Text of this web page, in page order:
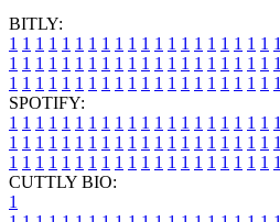
BITLY:
1 1 1 1 1 1 1 1 1 1 1 1 1 1 1 1 1 1 1 1 1
1 1 1 1 1 1 1 1 1 1 1 1 1 1 1 1 1 1 1 1 1
1 1 1 1 1 1 1 1 1 1 1 1 1 1 1 1 1 1 1 1 1
SPOTIFY:
1 1 1 1 1 1 1 1 1 1 1 1 1 1 1 1 1 1 1 1 1
1 1 1 1 1 1 1 1 1 1 1 1 1 1 1 1 1 1 1 1 1
1 1 1 1 1 1 1 1 1 1 1 1 1 1 1 1 1 1 1 1 1
CUTTLY BIO:
1